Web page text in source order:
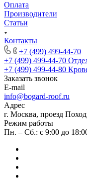
Оплата
Производители
Статьи
Контакты
+7 (499) 499-44-70
+7 (499) 499-44-70
+7 (499) 499-44-80
Заказать звонок
E-mail
info@bogard-roof.ru
Адрес
г. Москва, проезд
Режим работы
Пн. – Сб.: с 9:00 до